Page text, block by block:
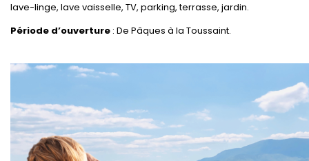
lave-linge, lave vaisselle, TV, parking, terrasse, jardin.
Période d’ouverture : De Pâques à la Toussaint.